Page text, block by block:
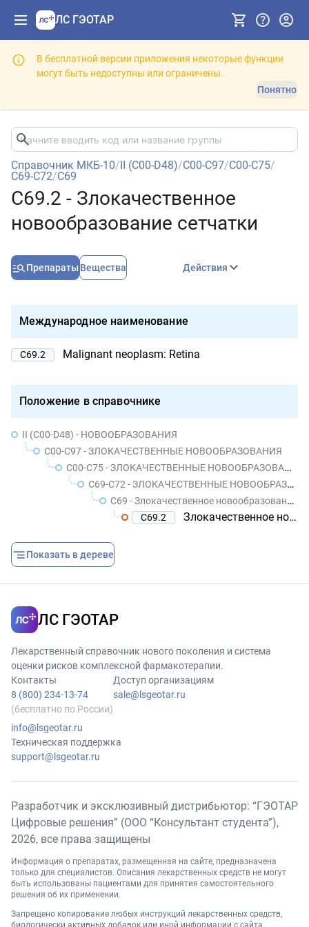
ЛС ГЭОТАР
В бесплатной версии приложения некоторые функции
могут быть недоступны или ограничены.
Понятно
Справочник МКБ-10/II (C00-D48)/C00-C97/C00-C75/
C69-C72/C69
C69.2 - Злокачественное
новообразование сетчатки
Препараты Вещества Действия
Международное наименование
C69.2 Malignant neoplasm: Retina
Положение в справочнике
II (C00-D48) - НОВООБРАЗОВАНИЯ
C00-C97 - ЗЛОКАЧЕСТВЕННЫЕ НОВООБРАЗОВАНИЯ
C00-C75 - ЗЛОКАЧЕСТВЕННЫЕ НОВООБРАЗОВАНИЯ УТОЧНЕННЫХ ЛОКАЛИЗАЦИЙ, КОТОРЫЕ ОБОЗНАЧЕНЫ КАК ПЕРВИЧНЫЕ ИЛИ ПРЕДПОЛОЖИТЕЛЬНО ПЕРВИЧНЫЕ, КРОМЕ НОВООБРАЗОВАНИЙ ЛИМФОИДНОЙ, КРОВЕТВОРНОЙ И РОДСТВЕННЫХ ИМ ТКАНЕЙ
C69-C72 - ЗЛОКАЧЕСТВЕННЫЕ НОВООБРАЗОВАНИЯ ГЛАЗА, ГОЛОВНОГО МОЗГА И ДРУГИХ ОТДЕЛОВ ЦЕНТРАЛЬНОЙ НЕРВНОЙ СИСТЕМЫ
C69 - Злокачественное новообразование глаза и его придаточного аппарата
C69.2
Злокачественное новообразование сетчатки
Показать в дереве
ЛС ГЭОТАР
Лекарственный справочник нового поколения и система
оценки рисков комплексной фармакотерапии.
Контакты
8 (800) 234-13-74
(бесплатно по России)
info@lsgeotar.ru
Доступ организациям
sale@lsgeotar.ru
Техническая поддержка
support@lsgeotar.ru
Разработчик и эксклюзивный дистрибьютор: “ГЭОТАР
Цифровые решения” (ООО “Консультант студента”),
2026, все права защищены
Информация о препаратах, размещенная на сайте, предназначена
только для специалистов. Описания лекарственных средств не могут
быть использованы пациентами для принятия самостоятельного
решения об их применении.
Запрещено копирование любых инструкций лекарственных средств,
биологически активных добавок или иной информации с сайта